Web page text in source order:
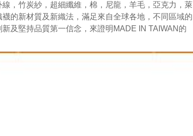
，竹炭紗，超細纖維，棉，尼龍，羊毛，亞克力，萊
的新材質及新織法，滿足來自全球各地，不同區域的
及堅持品質第一信念，來證明MADE IN TAIWAN的